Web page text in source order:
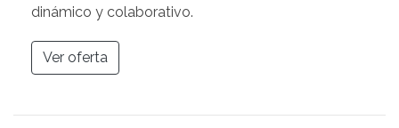
dinámico y colaborativo.
Ver oferta